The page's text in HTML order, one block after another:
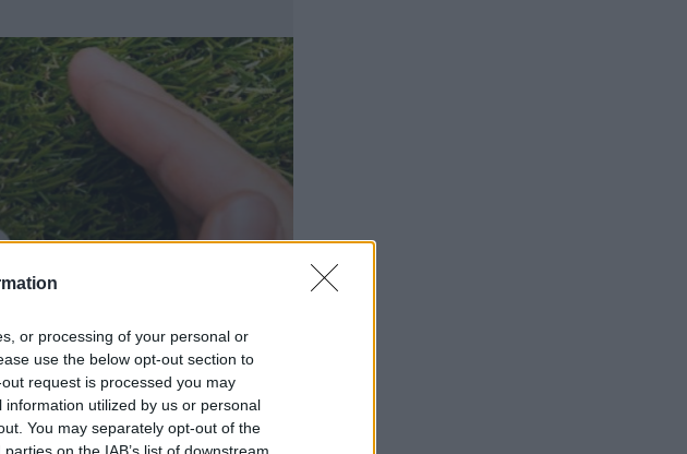
or processing of your personal or
use the below opt-out section to
request is processed you may
utilized by us or personal
You may separately opt-out of the
Metlen, μεγαλώνει ταχύτατα η
CrediaBank